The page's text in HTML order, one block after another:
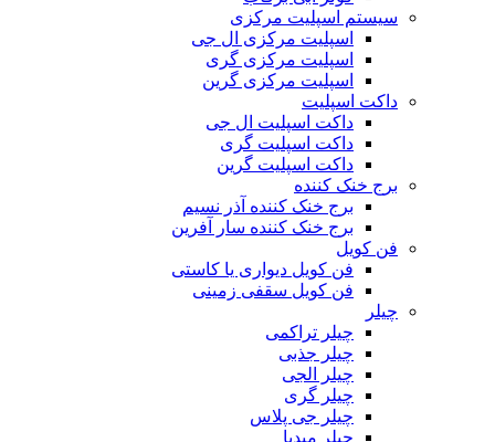
سیستم اسپلیت مرکزی
اسپلیت مرکزی ال جی
اسپلیت مرکزی گری
اسپلیت مرکزی گرین
داکت اسپلیت
داکت اسپلیت ال جی
داکت اسپلیت گری
داکت اسپلیت گرین
برج خنک کننده
برج خنک کننده آذر نسیم
برج خنک کننده سار آفرین
فن کویل
فن کویل دیواری یا کاستی
فن کویل سقفی زمینی
چیلر
چیلر تراکمی
چیلر جذبی
چیلر الجی
چیلر گری
چیلر جی پلاس
چیلر میدیا